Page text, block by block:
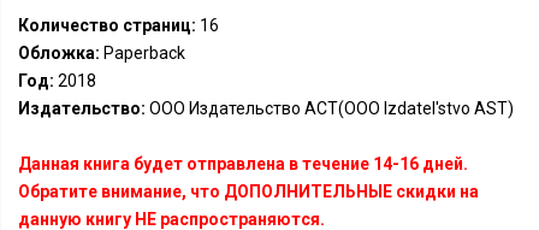
Количество страниц: 16
Обложка: Paperback
Год: 2018
Издательство: ООО Издательство АСТ(OOO Izdatel'stvo AST)
Данная книга будет отправлена в течение 14-16 дней.
Обратите внимание, что ДОПОЛНИТЕЛЬНЫЕ скидки на
данную книгу НЕ распространяются.